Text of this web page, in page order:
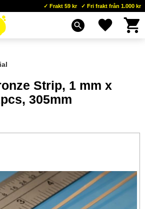
Frakt 59 kr Fri frakt från 1.000 kr
search Favoriter
Strip, 1 mm x
305mm